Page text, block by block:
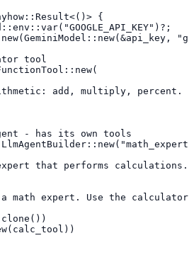
{
tool
add, multiply, percent.
- has its own tools
that performs
math expert. Use the